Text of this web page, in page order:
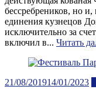
бессребреников, но
единения кузнецов
исключительно за
включил в... Читать
Posted
21/08/201914/01/2023